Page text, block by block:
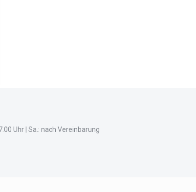
Uhr | Sa.: nach Vereinbarung